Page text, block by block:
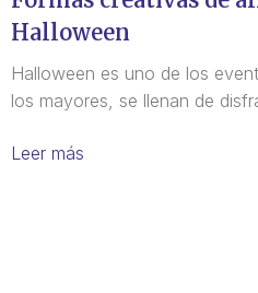
Halloween
Halloween es uno de los
los mayores, se llenan de
Leer más